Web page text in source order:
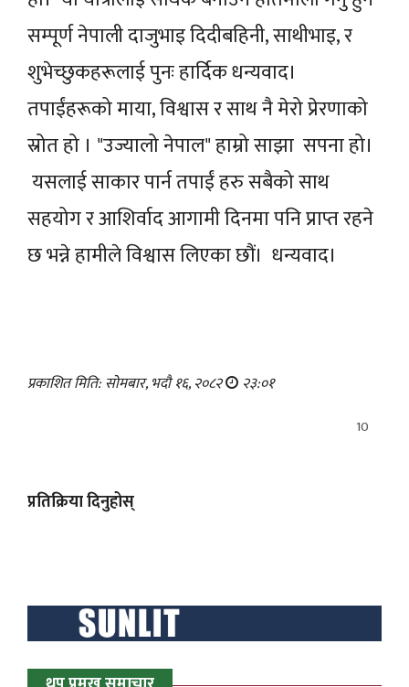
सम्पूर्ण नेपाली दाजुभाइ दिदीबहिनी, साथीभाइ, र
शुभेच्छुकहरूलाई पुनः हार्दिक धन्यवाद।
तपाईंहरूको माया, विश्वास र साथ नै मेरो प्रेरणाको
स्रोत हो । "उज्यालो नेपाल" हाम्रो साझा सपना हो।
यसलाई साकार पार्न तपाईं हरु सबैको साथ
सहयोग र आशिर्वाद आगामी दिनमा पनि प्राप्त रहने
छ भन्ने हामीले विश्वास लिएका छौं। धन्यवाद।
प्रकाशित मिति: सोमबार, भदौ १६, २०८२ २३:०१
10
प्रतिक्रिया दिनुहोस्